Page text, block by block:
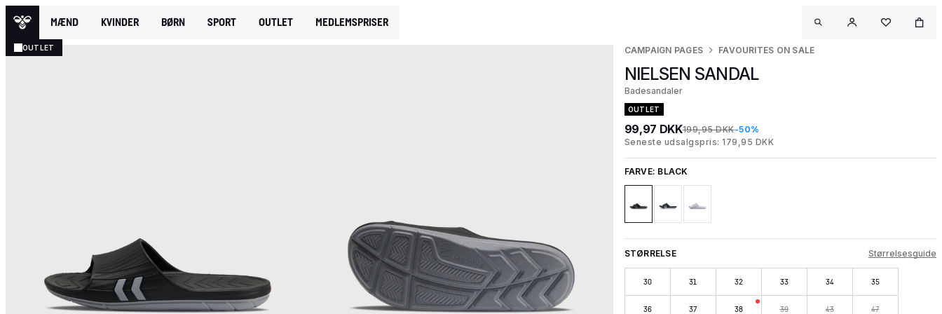
MÆND KVINDER BØRN SPORT OUTLET MEDLEMSPRISER
OUTLET CAMPAIGN PAGES FAVOURITES ON SALE
NIELSEN SANDAL
Badesandaler
OUTLET
99,97 DKK199,95 DKK-50%
Seneste udsalgspris: 179,95 DKK
FARVE: BLACK
STØRRELSE Størrelsesguide
30 31 32 33 34 35
36 37 38 39 43 47